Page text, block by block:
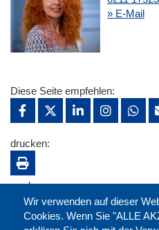
» E-Mail
Wir verwenden auf dieser
Cookies. Wenn Sie "ALLE
Diese Seite empfehlen:
drucken:
merken: